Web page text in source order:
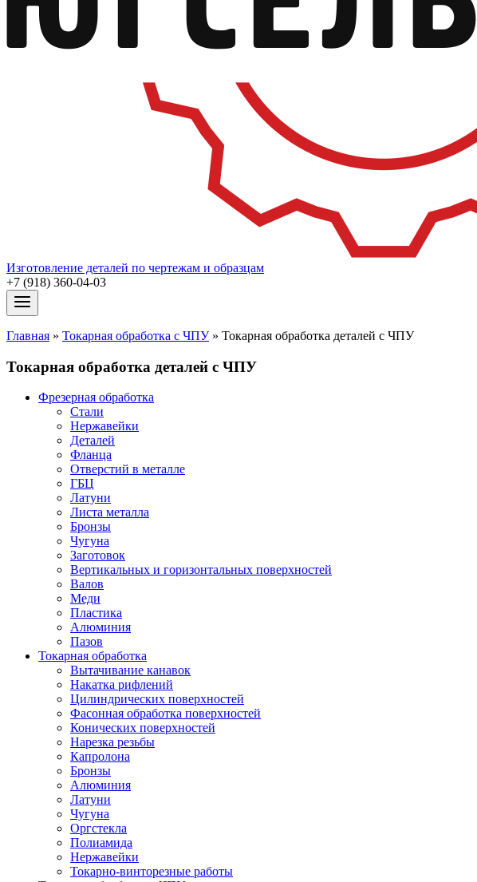
Изготовление деталей по чертежам и образцам
+7 (918) 360-04-03
Главная » Токарная обработка с ЧПУ» Токарная обработка деталей с ЧПУ
Токарная обработка деталей с ЧПУ
Фрезерная обработка
Стали
Нержавейки
Деталей
Фланца
Отверстий в металле
ГБЦ
Латуни
Листа металла
Бронзы
Чугуна
Заготовок
Вертикальных и горизонтальных поверхностей
Валов
Меди
Пластика
Алюминия
Пазов
Токарная обработка
Вытачивание канавок
Накатка рифлений
Цилиндрических поверхностей
Фасонная обработка поверхностей
Конических поверхностей
Нарезка резьбы
Капролона
Бронзы
Алюминия
Латуни
Чугуна
Оргстекла
Полиамида
Нержавейки
Токарно-винторезные работы